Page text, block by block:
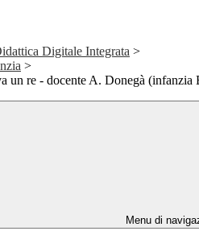
Digitale Integrata >
>
un re - docente A. Donegà (infanzia
Menu di